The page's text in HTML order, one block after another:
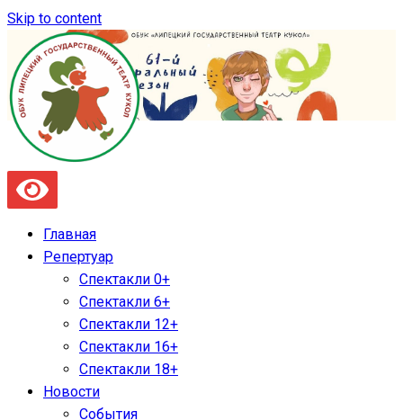
Skip to content
Главная
Репертуар
Спектакли 0+
Спектакли 6+
Спектакли 12+
Спектакли 16+
Спектакли 18+
Новости
События